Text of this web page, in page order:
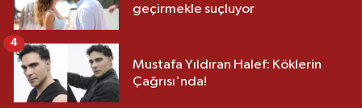
geçirmekle suçluyor
Mustafa Yıldıran Halef: Köklerin
Çağrısı'nda!
4